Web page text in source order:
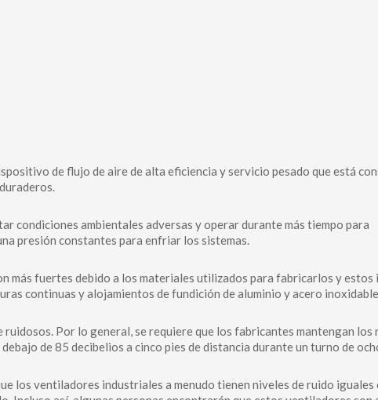
de flujo de aire de alta eficiencia y servicio pesado que está
condiciones ambientales adversas y operar durante más tiempo para
presión constantes para enfriar los sistemas.
más fuertes debido a los materiales utilizados para fabricarlos y estos
continuas y alojamientos de fundición de aluminio y acero inoxidable.
Por lo general, se requiere que los fabricantes mantengan los
de 85 decibelios a cinco pies de distancia durante un turno de
los ventiladores industriales a menudo tienen niveles de ruido